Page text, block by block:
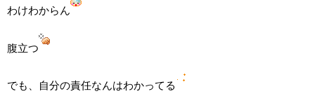
わけわからん
腹立つ
でも、自分の責任なんはわかってる